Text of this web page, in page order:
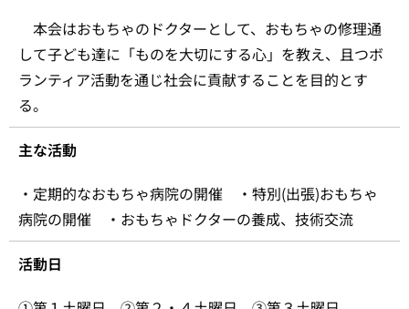
本会はおもちゃのドクターとして、おもちゃの修理通
して子ども達に「ものを大切にする心」を教え、且つボ
ランティア活動を通じ社会に貢献することを目的とす
る。
主な活動
・定期的なおもちゃ病院の開催 ・特別(出張)おもちゃ
病院の開催 ・おもちゃドクターの養成、技術交流
活動日